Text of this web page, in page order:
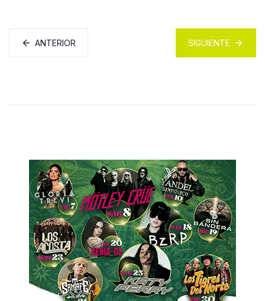
ANTERIOR SIGUIENTE